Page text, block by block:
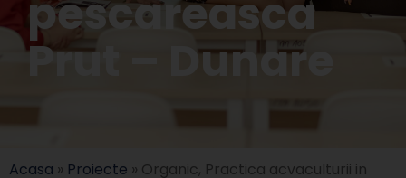
pescareasca
Prut – Dunare
Acasa » Proiecte » Organic, Practica acvaculturii in